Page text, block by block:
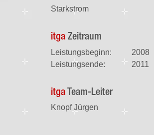
Starkstrom
itga Zeitraum
Leistungsbeginn:
2008
Leistungsende:
2011
itga Team-Leiter
Knopf Jürgen